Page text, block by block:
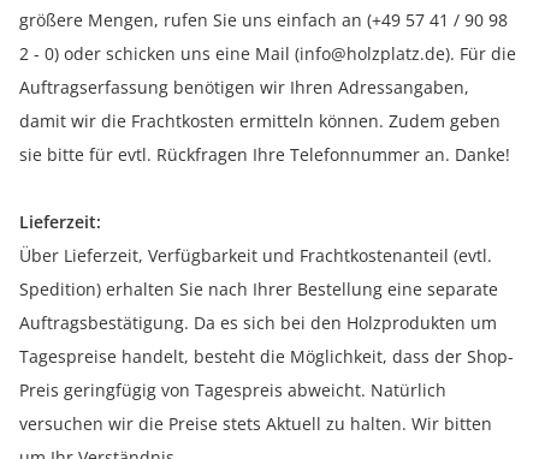
größere Mengen, rufen Sie uns einfach an (+49 57 41 / 90 98
2 - 0) oder schicken uns eine Mail (info@holzplatz.de). Für die
Auftragserfassung benötigen wir Ihren Adressangaben,
damit wir die Frachtkosten ermitteln können. Zudem geben
sie bitte für evtl. Rückfragen Ihre Telefonnummer an. Danke!
Lieferzeit:
Über Lieferzeit, Verfügbarkeit und Frachtkostenanteil (evtl.
Spedition) erhalten Sie nach Ihrer Bestellung eine separate
Auftragsbestätigung. Da es sich bei den Holzprodukten um
Tagespreise handelt, besteht die Möglichkeit, dass der Shop-
Preis geringfügig von Tagespreis abweicht. Natürlich
versuchen wir die Preise stets Aktuell zu halten. Wir bitten